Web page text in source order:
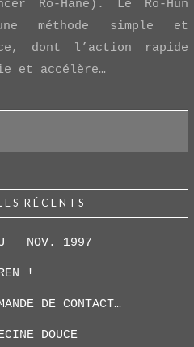
Ro-Hane). Le Ro-Hun
méthode simple et
dont l’action rapide
et accélère…
RÉCENTS
– NOV. 1997
!
DE CONTACT…
DOUCE